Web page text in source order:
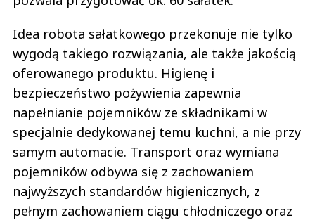
Idea robota sałatkowego przekonuje nie tylko
wygodą takiego rozwiązania, ale także jakością
oferowanego produktu. Higienę i
bezpieczeństwo pożywienia zapewnia
napełnianie pojemników ze składnikami w
specjalnie dedykowanej temu kuchni, a nie przy
samym automacie. Transport oraz wymiana
pojemników odbywa się z zachowaniem
najwyższych standardów higienicznych, z
pełnym zachowaniem ciągu chłodniczego oraz